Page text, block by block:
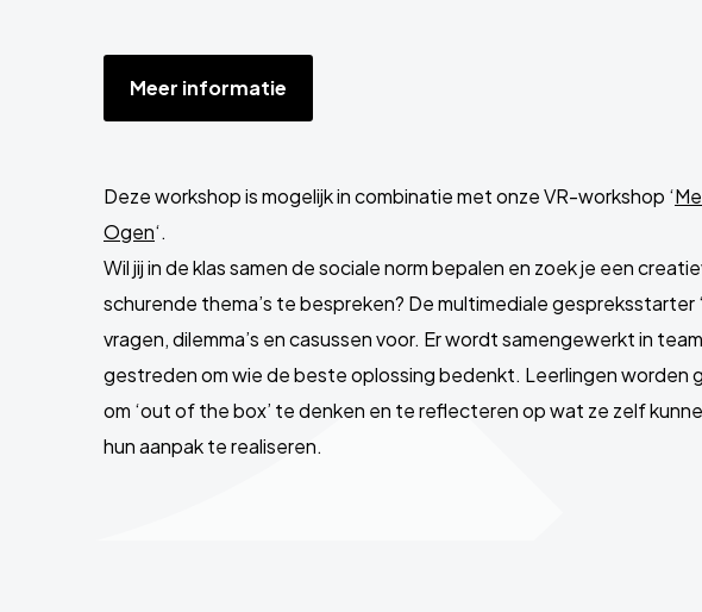
Meer informatie
Deze workshop is mogelijk in combinatie met onze VR-workshop ‘
Ogen‘.
Wil jij in de klas samen de sociale norm bepalen en zoek je een
schurende thema’s te bespreken? De multimediale gespreksstarter
vragen, dilemma’s en casussen voor. Er wordt samengewerkt in
gestreden om wie de beste oplossing bedenkt. Leerlingen worden
om ‘out of the box’ te denken en te reflecteren op wat ze zelf
hun aanpak te realiseren.